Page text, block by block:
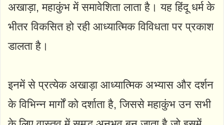
अखाड़ा, महाकुंभ में समावेशिता लाता है। यह हिंदू धर्म के
भीतर विकसित हो रही आध्यात्मिक विविधता पर प्रकाश
डालता है।
इनमें से प्रत्येक अखाड़ा आध्यात्मिक अभ्यास और दर्शन
के विभिन्न मार्गों को दर्शाता है, जिससे महाकुंभ उन सभी